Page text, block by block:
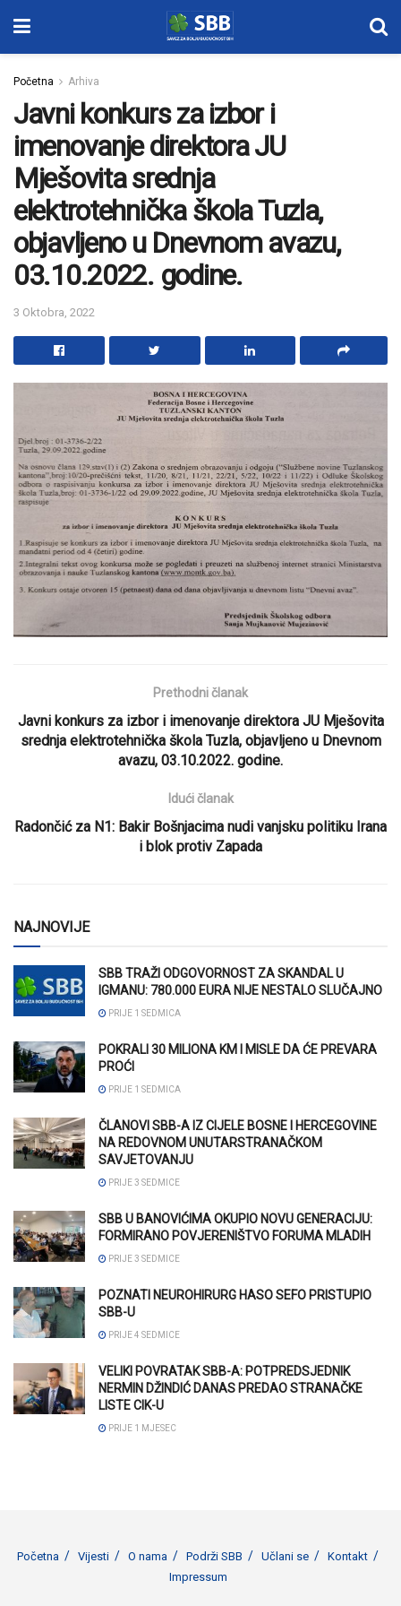
Početna Arhiva
Javni konkurs za izbor i
imenovanje direktora JU
Mješovita srednja
elektrotehnička škola Tuzla,
objavljeno u Dnevnom avazu,
03.10.2022. godine.
3 Oktobra, 2022
Prethodni članak
Javni konkurs za izbor i imenovanje direktora JU Mješovita
srednja elektrotehnička škola Tuzla, objavljeno u Dnevnom
avazu, 03.10.2022. godine.
Idući članak
Radončić za N1: Bakir Bošnjacima nudi vanjsku politiku Irana
i blok protiv Zapada
NAJNOVIJE
SBB TRAŽI ODGOVORNOST ZA SKANDAL U
IGMANU: 780.000 EURA NIJE NESTALO SLUČAJNO
PRIJE 1 SEDMICA
POKRALI 30 MILIONA KM I MISLE DA ĆE PREVARA
PROĆI
PRIJE 1 SEDMICA
ČLANOVI SBB-A IZ CIJELE BOSNE I HERCEGOVINE
NA REDOVNOM UNUTARSTRANAČKOM
SAVJETOVANJU
PRIJE 3 SEDMICE
SBB U BANOVIĆIMA OKUPIO NOVU GENERACIJU:
FORMIRANO POVJERENIŠTVO FORUMA MLADIH
PRIJE 3 SEDMICE
POZNATI NEUROHIRURG HASO SEFO PRISTUPIO
SBB-U
PRIJE 4 SEDMICE
VELIKI POVRATAK SBB-A: POTPREDSJEDNIK
NERMIN DŽINDIĆ DANAS PREDAO STRANAČKE
LISTE CIK-U
PRIJE 1 MJESEC
Početna Vijesti O nama Podrži SBB Učlani se
Kontakt
Impressum